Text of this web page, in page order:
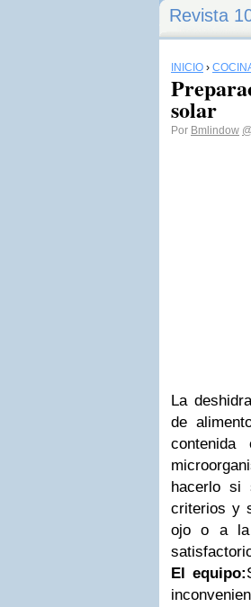
Revista
INICIO ›
solar
Por Bmlindow
La
de
hacerlo si
criterios y
ojo o a la
El equipo: